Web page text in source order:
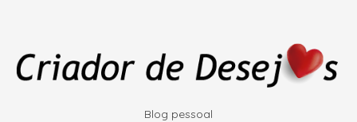
Blog pessoal